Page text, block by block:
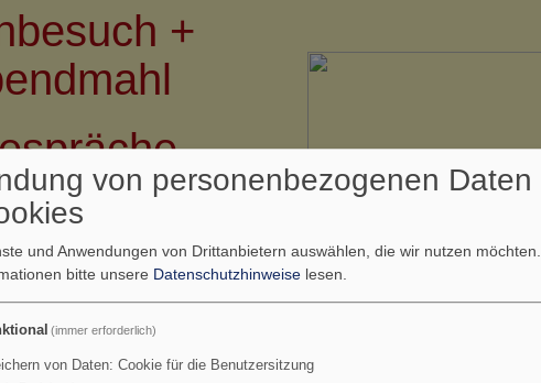
+
und
von personenbezogenen Daten
und Anwendungen von Drittanbietern auswählen, die wir nutzen möchten.
bitte unsere Datenschutzhinweise lesen.
(immer erforderlich)
von Daten: Cookie für die Benutzersitzung